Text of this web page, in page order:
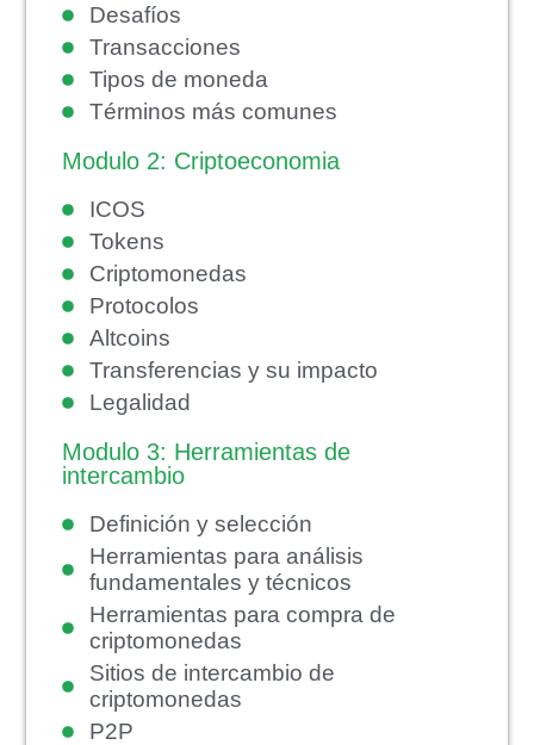
Desafíos
Transacciones
Tipos de moneda
Términos más comunes
Modulo 2: Criptoeconomia
ICOS
Tokens
Criptomonedas
Protocolos
Altcoins
Transferencias y su impacto
Legalidad
Modulo 3: Herramientas de
intercambio
Definición y selección
Herramientas para análisis
fundamentales y técnicos
Herramientas para compra de
criptomonedas
Sitios de intercambio de
criptomonedas
P2P